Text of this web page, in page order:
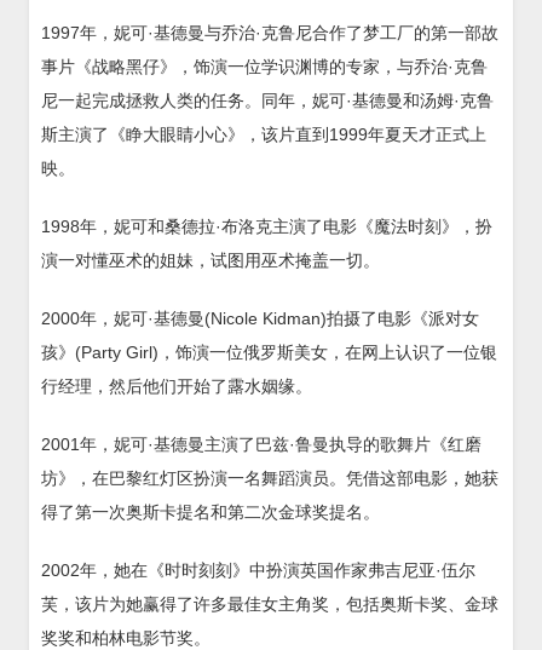
1997年，妮可·基德曼与乔治·克鲁尼合作了梦工厂的第一部故
事片《战略黑仔》，饰演一位学识渊博的专家，与乔治·克鲁
尼一起完成拯救人类的任务。同年，妮可·基德曼和汤姆·克鲁
斯主演了《睁大眼睛小心》，该片直到1999年夏天才正式上
映。
1998年，妮可和桑德拉·布洛克主演了电影《魔法时刻》，扮
演一对懂巫术的姐妹，试图用巫术掩盖一切。
2000年，妮可·基德曼(Nicole Kidman)拍摄了电影《派对女
孩》(Party Girl)，饰演一位俄罗斯美女，在网上认识了一位银
行经理，然后他们开始了露水姻缘。
2001年，妮可·基德曼主演了巴兹·鲁曼执导的歌舞片《红磨
坊》，在巴黎红灯区扮演一名舞蹈演员。凭借这部电影，她获
得了第一次奥斯卡提名和第二次金球奖提名。
2002年，她在《时时刻刻》中扮演英国作家弗吉尼亚·伍尔
芙，该片为她赢得了许多最佳女主角奖，包括奥斯卡奖、金球
奖奖和柏林电影节奖。